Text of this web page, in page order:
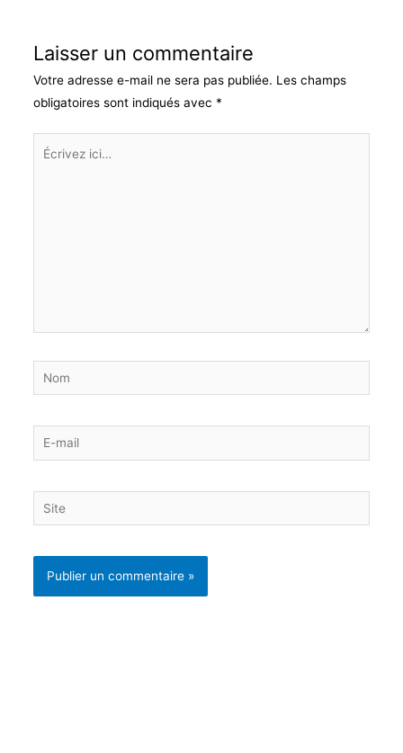
Laisser un commentaire
Votre adresse e-mail ne sera pas publiée. Les champs
obligatoires sont indiqués avec *
Écrivez
Nom
E-
mail
Site